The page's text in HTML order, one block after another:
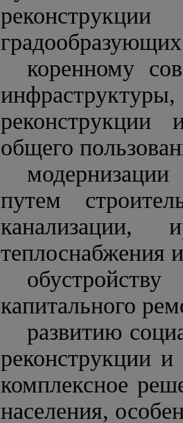
коренному
реконструкции
общего
путем
канализации,
теплоснабжения
капитального
развитию
реконструкции
комплексное
населения,